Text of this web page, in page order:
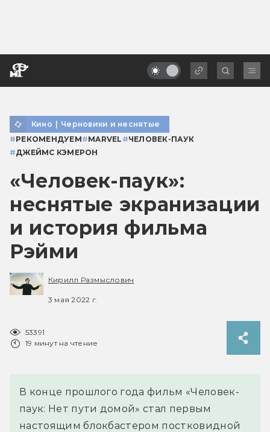
Кино | Черновики и неснятые
#РЕКОМЕНДУЕМ#MARVEL #ЧЕЛОВЕК-ПАУК
#ДЖЕЙМС КЭМЕРОН
«Человек-паук»:
неснятые экранизации
и история фильма
Рэйми
Кирилл Размыслович
3 мая 2022 г.
53391
19 минут на чтение
В конце прошлого года фильм «Человек-
паук: Нет пути домой» стал первым
настоящим блокбастером постковидной